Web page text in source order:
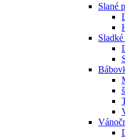
Slané